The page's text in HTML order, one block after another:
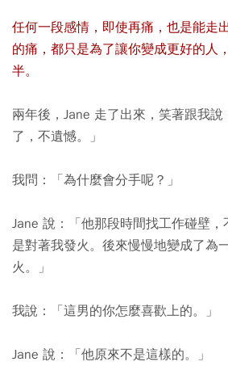
任何一段感情，即使再痛，也是能走
的痛，都只是為了讓你變成更好的人
半。
兩年後，Jane 走了出來，笑著跟我
了，不遺憾。」
我問：「為什麼會分手呢？」
Jane 說：「他那段時間找工作碰壁
是對著我發火。後來慢慢地變成了為
火。」
我說：「這男的你怎麼喜歡上的。」
Jane 說：「他原來不是這樣的。」